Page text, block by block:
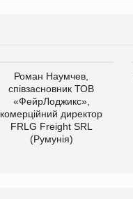
Роман Наумчев,
співзасновник ТОВ
«ФейрЛоджикс»,
комерційний директор
FRLG Freight SRL
(Румунія)